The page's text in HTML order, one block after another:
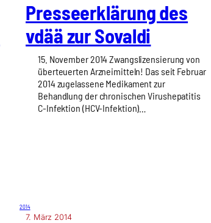
Pres­se­er­klä­rung des
vdää zur Soval­di
15. November 2014 Zwangslizensierung von
überteuerten Arzneimitteln! Das seit Februar
2014 zugelassene Medikament zur
Behandlung der chronischen Virushepatitis
C-Infektion (HCV-Infektion)…
2014
7. März 2014